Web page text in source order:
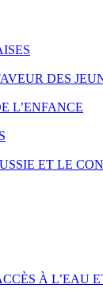
DES
L’ENFANCE
ET LE
À L’EAU